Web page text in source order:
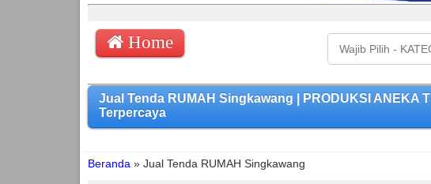
Home
Jual Tenda RUMAH Singkawang | PRODUKSI ANEKA
Terpercaya
Beranda » Jual Tenda RUMAH Singkawang